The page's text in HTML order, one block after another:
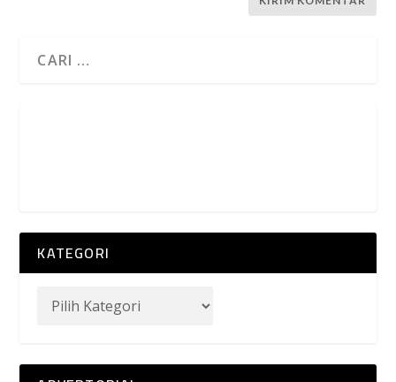
KATEGORI